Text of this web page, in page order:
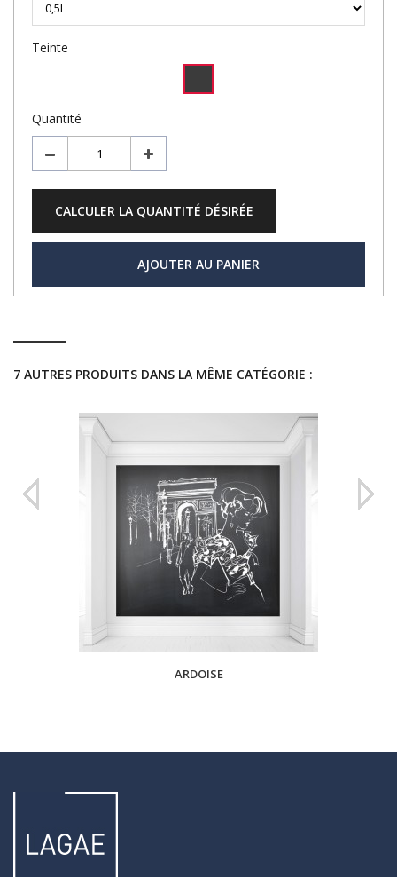
Teinte
Quantité
CALCULER LA QUANTITÉ DÉSIRÉE
AJOUTER AU PANIER
7 AUTRES PRODUITS DANS LA MÊME CATÉGORIE :
ARDOISE